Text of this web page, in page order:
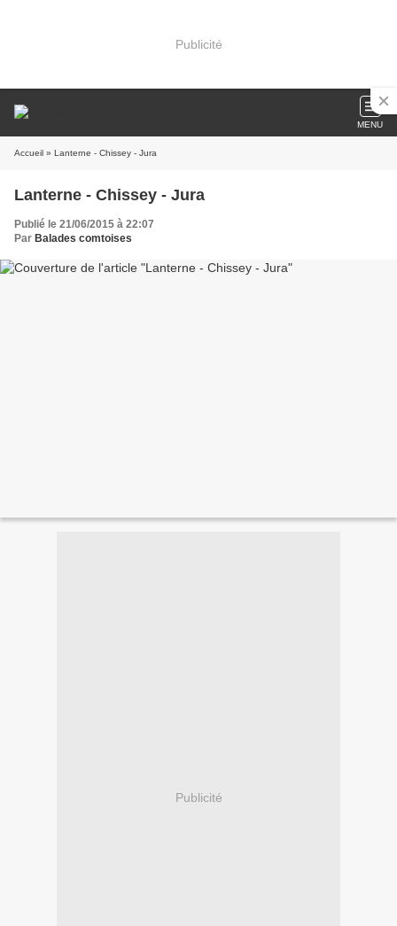
Publicité
MENU
Accueil » Lanterne - Chissey - Jura
Lanterne - Chissey - Jura
Publié le 21/06/2015 à 22:07
Par Balades comtoises
Publicité